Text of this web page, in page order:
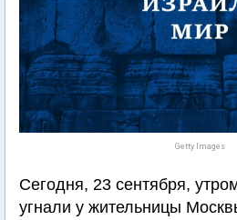
Getty Images
Сегодня, 23 сентября,
угнали у жительницы